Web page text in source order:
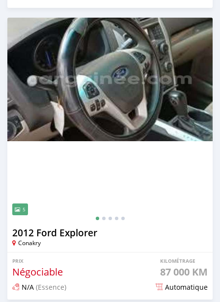
Publié il y a environ un mois
5
2012 Ford Explorer
Conakry
PRIX
Négociable
KILOMÉTRAGE
87 000 KM
N/A (Essence) Automatique